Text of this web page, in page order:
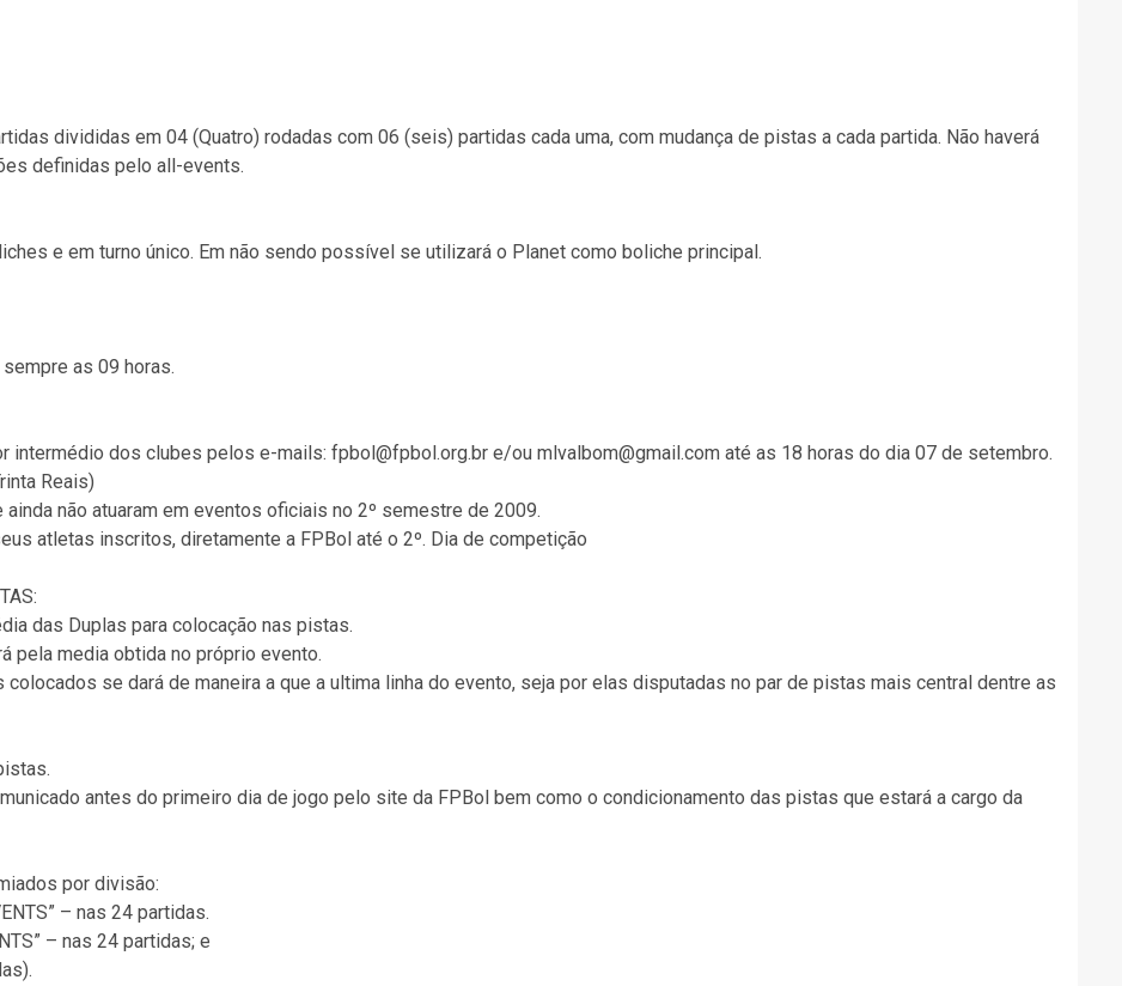
divididas em 04 (Quatro) rodadas com 06 (seis) partidas cada uma, com mudança de pistas a cada partida. Não haverá
definidas pelo all-events.
e em turno único. Em não sendo possível se utilizará o Planet como boliche principal.
as 09 horas.
dos clubes pelos e-mails: fpbol@fpbol.org.br e/ou mlvalbom@gmail.com até as 18 horas do dia 07 de setembro.
Reais)
não atuaram em eventos oficiais no 2º semestre de 2009.
atletas inscritos, diretamente a FPBol até o 2º. Dia de competição
das Duplas para colocação nas pistas.
pela media obtida no próprio evento.
se dará de maneira a que a ultima linha do evento, seja por elas disputadas no par de pistas mais central dentre as
antes do primeiro dia de jogo pelo site da FPBol bem como o condicionamento das pistas que estará a cargo da
por divisão:
– nas 24 partidas.
– nas 24 partidas; e